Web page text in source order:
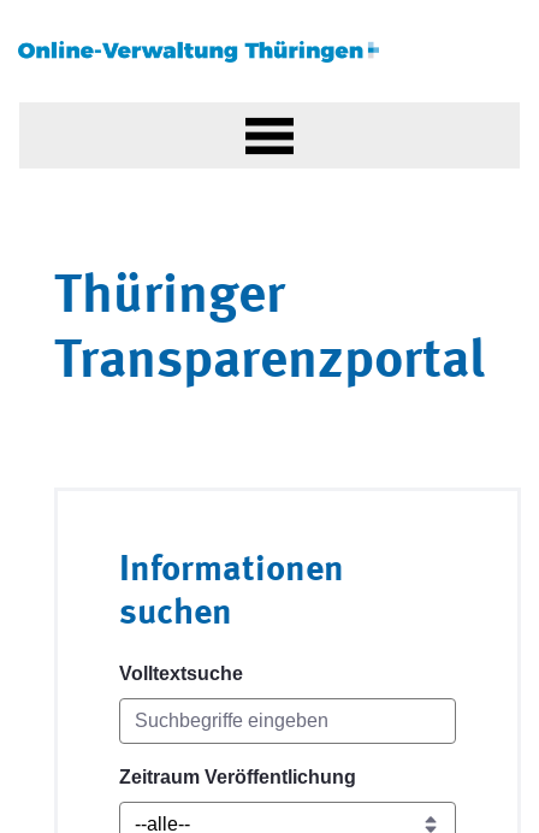
Thüringer
Transparenzportal
Informationen
suchen
Volltextsuche
Zeitraum Veröffentlichung